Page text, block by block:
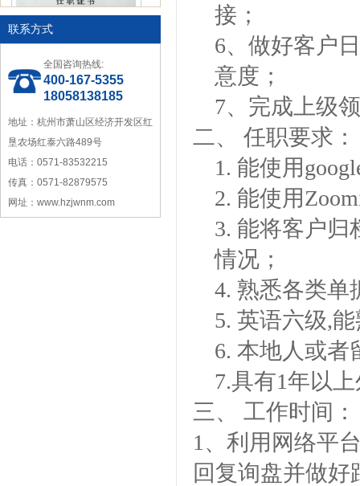
中国塑料加工工业协会理事
宁波塑料行业优秀供应商
联系方式
全国咨询热线:
400-167-5355
18058138185
地址：杭州市萧山区经济开发区红
垦农场红泰六路489号
电话：0571-83532215
传真：0571-82879575
网址：www.hzjwnm.com
接；
6、做好客户
意度；
7、完成上级
二、 任职要求：
1. 能使用
2. 能使用
3. 能将客户归
情况；
4. 熟悉各类单
5. 英语六级,
6. 本地人或者
7.具有1年以
三、 工作时间
1、利用网络平
回复询盘并做好